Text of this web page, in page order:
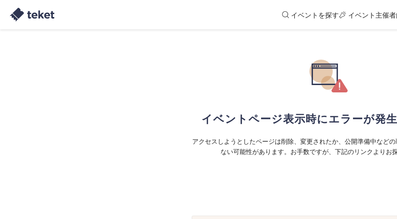
イベントを探す イベント主催
イベントページ表示時にエラーが発生
アクセスしようとしたページは削除、変更されたか、公開準備中など
ない可能性があります。お手数ですが、下記のリンクよりお